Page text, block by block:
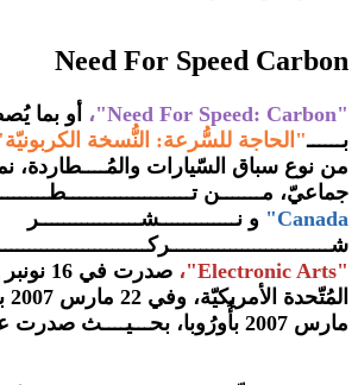
Need For Speed Carbon
"Need For Speed: Carbon"،
أو بما
بــــــ"الحاجة للسُّرعة: النُّسخة الكربونيّة
من نوع سباق السّيارات
جماعيّ، مـــــــن
Canada"
و نـــــــــــــشـــــــــــــــــر
"Electronic Arts"،
مارس 2007 بأُورُوبا، بحـــيــــث صدرت على PS3.